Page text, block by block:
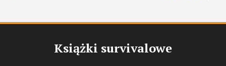
Książki survivalowe